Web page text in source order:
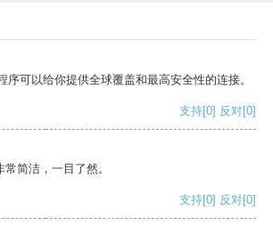
序可以给你提供全球覆盖和最高安全性的连接。
支持[0] 反对[0]
简洁，一目了然。
支持[0] 反对[0]